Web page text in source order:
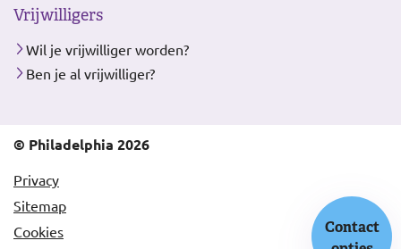
Contact
Vrijwilligers
Wil je vrijwilliger worden?
Ben je al vrijwilliger?
© Philadelphia 2026
Privacy
Sitemap
Cookies